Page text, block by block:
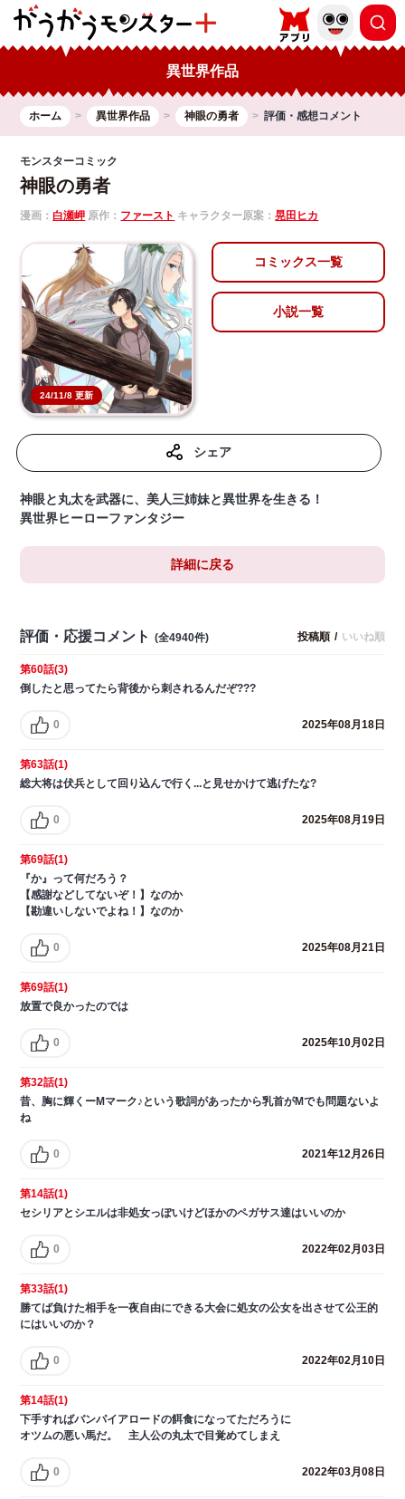
異世界作品
ホーム 異世界作品 神眼の勇者 評価・感想コメント
モンスターコミック
神眼の勇者
漫画：白瀬岬 原作： ファースト キャラクター原案：晃田ヒカ
24/11/8 更新
コミックス一覧
小説一覧
シェア
神眼と丸太を武器に、美人三姉妹と異世界を生きる！
異世界ヒーローファンタジー
詳細に戻る
評価・応援コメント (全4940件) 投稿順 / いいね順
第60話(3)
倒したと思ってたら背後から刺されるんだぞ???
0 2025年08月18日
第63話(1)
総大将は伏兵として回り込んで行く...と見せかけて逃げたな?
0 2025年08月19日
第69話(1)
『か』って何だろう？
【感謝などしてないぞ！】なのか
【勘違いしないでよね！】なのか
0 2025年08月21日
第69話(1)
放置で良かったのでは
0 2025年10月02日
第32話(1)
昔、胸に輝くーMマーク♪という歌詞があったから乳首がMでも問題ないよ
ね
0 2021年12月26日
第14話(1)
セシリアとシエルは非処女っぽいけどほかのペガサス達はいいのか
0 2022年02月03日
第33話(1)
勝てば負けた相手を一夜自由にできる大会に処女の公女を出させて公王的
にはいいのか？
0 2022年02月10日
第14話(1)
下手すればバンパイアロードの餌食になってただろうに
オツムの悪い馬だ。 主人公の丸太で目覚めてしまえ
0 2022年03月08日